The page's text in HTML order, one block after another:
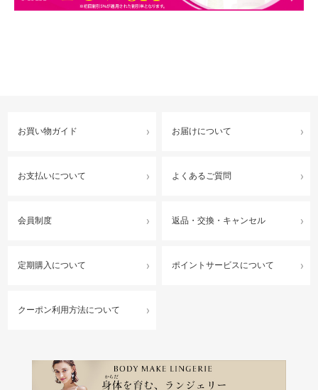
お買い物ガイド お届けについて
お支払いについて よくあるご質問
会員制度 返品・交換・キャンセル
定期購入について ポイントサービスについて
クーポン利用方法について